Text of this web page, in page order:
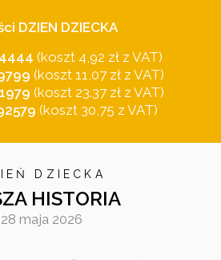
DZIEN DZIECKA
(koszt 4,92 zł z VAT)
(koszt 11,07 zł z VAT)
(koszt 23.37 zł z VAT)
(koszt 30,75 z VAT)
DZIECKA
HISTORIA
28 maja 2026